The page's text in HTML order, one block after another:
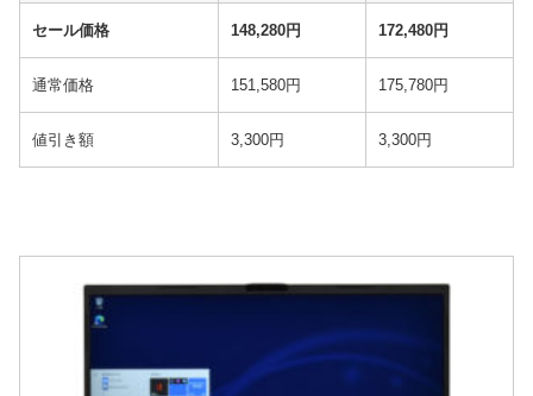
セール価格 148,280円 172,480円
通常価格 151,580円 175,780円
値引き額 3,300円 3,300円